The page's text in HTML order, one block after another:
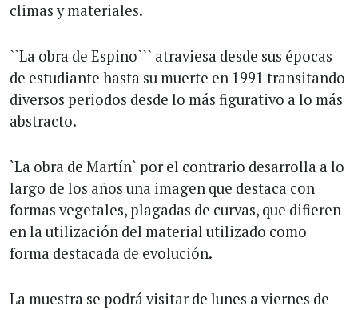
climas y materiales.
``La obra de Espino``` atraviesa desde sus épocas
de estudiante hasta su muerte en 1991 transitando
diversos periodos desde lo más figurativo a lo más
abstracto.
`La obra de Martín` por el contrario desarrolla a lo
largo de los años una imagen que destaca con
formas vegetales, plagadas de curvas, que difieren
en la utilización del material utilizado como
forma destacada de evolución.
La muestra se podrá visitar de lunes a viernes de